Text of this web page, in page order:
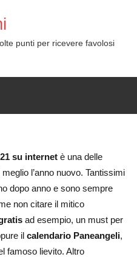
punti per ricevere favolosi
su internet è una delle
l’anno nuovo. Tantissimi
dopo anno e sono sempre
non citare il mitico
ad esempio, un must per
il calendario Paneangeli,
famoso lievito. Altro